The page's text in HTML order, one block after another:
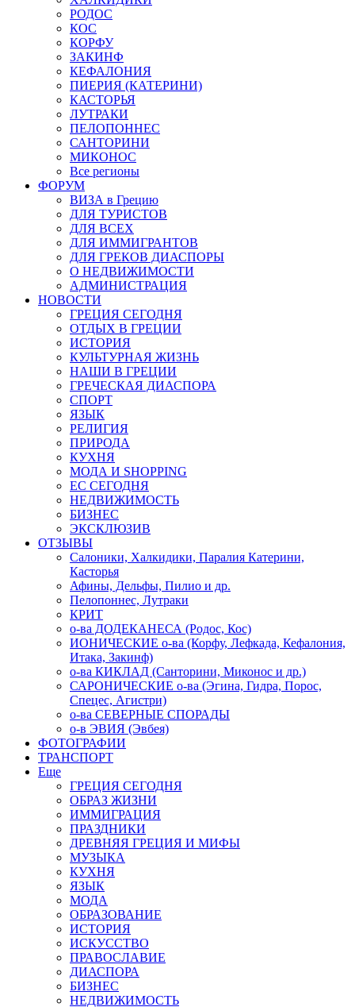
РОДОС
КОС
КОРФУ
ЗАКИНФ
КЕФАЛОНИЯ
ПИЕРИЯ (КАТЕРИНИ)
КАСТОРЬЯ
ЛУТРАКИ
ПЕЛОПОННЕС
САНТОРИНИ
МИКОНОС
Все регионы
ФОРУМ
ВИЗА в Грецию
ДЛЯ ТУРИСТОВ
ДЛЯ ВСЕХ
ДЛЯ ИММИГРАНТОВ
ДЛЯ ГРЕКОВ ДИАСПОРЫ
О НЕДВИЖИМОСТИ
АДМИНИСТРАЦИЯ
НОВОСТИ
ГРЕЦИЯ СЕГОДНЯ
ОТДЫХ В ГРЕЦИИ
ИСТОРИЯ
КУЛЬТУРНАЯ ЖИЗНЬ
НАШИ В ГРЕЦИИ
ГРЕЧЕСКАЯ ДИАСПОРА
СПОРТ
ЯЗЫК
РЕЛИГИЯ
ПРИРОДА
КУХНЯ
МОДА И SHOPPING
ЕС СЕГОДНЯ
НЕДВИЖИМОСТЬ
БИЗНЕС
ЭКСКЛЮЗИВ
ОТЗЫВЫ
Салоники, Халкидики, Паралия Катерини,
Касторья
Афины, Дельфы, Пилио и др.
Пелопоннес, Лутраки
КРИТ
о-ва ДОДЕКАНЕСА (Родос, Кос)
ИОНИЧЕСКИЕ о-ва (Корфу, Лефкада, Кефалония,
Итака, Закинф)
о-ва КИКЛАД (Санторини, Миконос и др.)
САРОНИЧЕСКИЕ о-ва (Эгина, Гидра, Порос,
Спецес, Агистри)
о-ва СЕВЕРНЫЕ СПОРАДЫ
о-в ЭВИЯ (Эвбея)
ФОТОГРАФИИ
ТРАНСПОРТ
Еще
ГРЕЦИЯ СЕГОДНЯ
ОБРАЗ ЖИЗНИ
ИММИГРАЦИЯ
ПРАЗДНИКИ
ДРЕВНЯЯ ГРЕЦИЯ И МИФЫ
МУЗЫКА
КУХНЯ
ЯЗЫК
МОДА
ОБРАЗОВАНИЕ
ИСТОРИЯ
ИСКУССТВО
ПРАВОСЛАВИЕ
ДИАСПОРА
БИЗНЕС
НЕДВИЖИМОСТЬ